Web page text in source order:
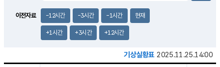
이전자료 -12시간 -3시간 -1시간 현재
+1시간 +3시간 +12시간
기상실황표 2025.11.25.14:00